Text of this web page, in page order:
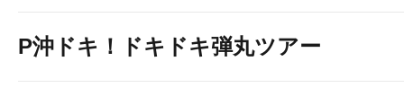
P沖ドキ！ドキドキ弾丸ツアー